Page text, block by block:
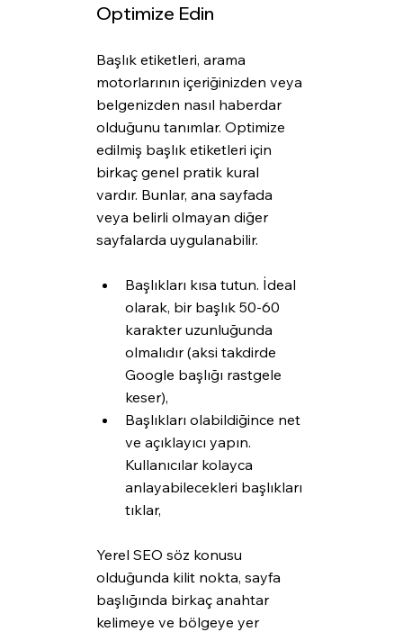
Optimize Edin
Başlık etiketleri, arama
motorlarının içeriğinizden veya
belgenizden nasıl haberdar
olduğunu tanımlar. Optimize
edilmiş başlık etiketleri için
birkaç genel pratik kural
vardır. Bunlar, ana sayfada
veya belirli olmayan diğer
sayfalarda uygulanabilir.
Başlıkları kısa tutun. İdeal
olarak, bir başlık 50-60
karakter uzunluğunda
olmalıdır (aksi takdirde
Google başlığı rastgele
keser),
Başlıkları olabildiğince net
ve açıklayıcı yapın.
Kullanıcılar kolayca
anlayabilecekleri başlıkları
tıklar,
Yerel SEO söz konusu
olduğunda kilit nokta, sayfa
başlığında birkaç anahtar
kelimeye ve bölgeye yer